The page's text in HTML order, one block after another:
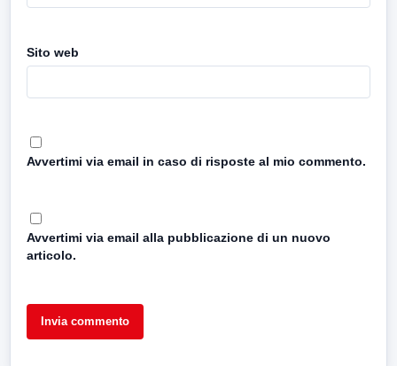
Sito web
Avvertimi via email in caso di risposte al mio commento.
Avvertimi via email alla pubblicazione di un nuovo
articolo.